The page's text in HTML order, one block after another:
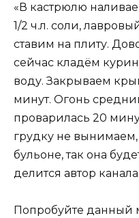
«В кастрюлю
1/2 ч.л. соли,
ставим на плиту.
сейчас кладём
воду. Закрываем
минут. Огонь
проварилась 20
грудку не вынимаем,
бульоне, так она
делится автор канала.
Попробуйте данный